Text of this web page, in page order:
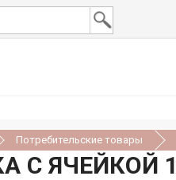
Потребительские товары
С ЯЧЕЙКОЙ